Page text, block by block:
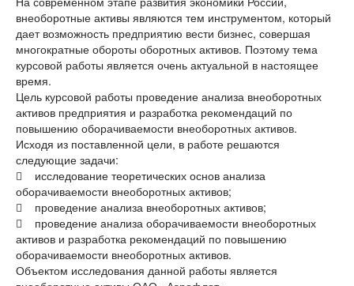
внеоборотные активы являются тем инструментом, который
дает возможность предприятию вести бизнес, совершая
многократные обороты оборотных активов. Поэтому тема
курсовой работы является очень актуальной в настоящее
время.
Цель курсовой работы проведение анализа внеоборотных
активов предприятия и разработка рекомендаций по
повышению оборачиваемости внеоборотных активов.
Исходя из поставленной цели, в работе решаются
следующие задачи:
 исследование теоретических основ анализа
оборачиваемости внеоборотных активов;
 проведение анализа внеоборотных активов;
 проведение анализа оборачиваемости внеоборотных
активов и разработка рекомендаций по повышению
оборачиваемости внеоборотных активов.
Объектом исследования данной работы является